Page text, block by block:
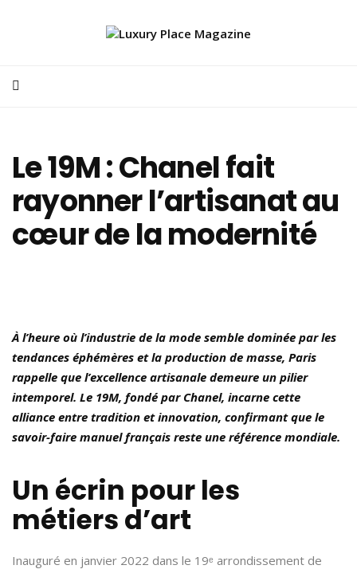
Le 19M : Chanel fait
rayonner l’artisanat au
cœur de la modernité
À l’heure où l’industrie de la mode semble dominée par les
tendances éphémères et la production de masse, Paris
rappelle que l’excellence artisanale demeure un pilier
intemporel. Le 19M, fondé par Chanel, incarne cette
alliance entre tradition et innovation, confirmant que le
savoir-faire manuel français reste une référence mondiale.
Un écrin pour les
métiers d’art
Inauguré en janvier 2022 dans le 19ᵉ arrondissement de